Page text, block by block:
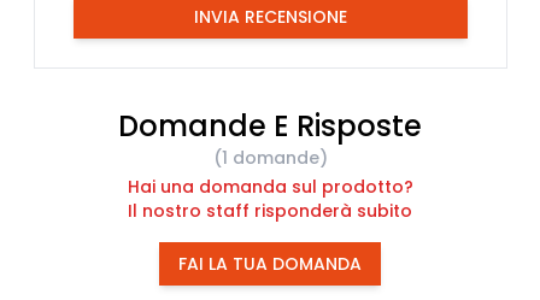
INVIA RECENSIONE
Domande E Risposte
(1 domande)
Hai una domanda sul prodotto?
Il nostro staff risponderà subito
FAI LA TUA DOMANDA